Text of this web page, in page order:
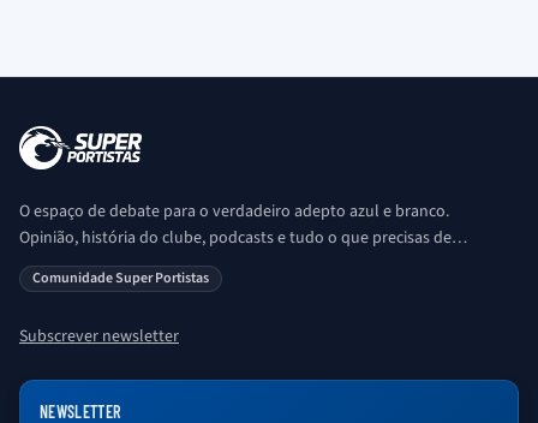
O espaço de debate para o verdadeiro adepto azul e branco.
Opinião, história do clube, podcasts e tudo o que precisas de
saber sobre o universo Porto. Ser Porto é aqui!
Comunidade Super Portistas
Subscrever newsletter
NEWSLETTER